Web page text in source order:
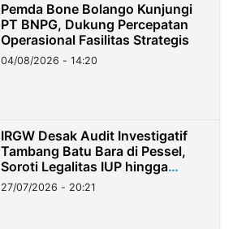
Pemda Bone Bolango Kunjungi
PT BNPG, Dukung Percepatan
Operasional Fasilitas Strategis
04/08/2026 - 14:20
IRGW Desak Audit Investigatif
Tambang Batu Bara di Pessel,
Soroti Legalitas IUP hingga
Stockpile
27/07/2026 - 20:21